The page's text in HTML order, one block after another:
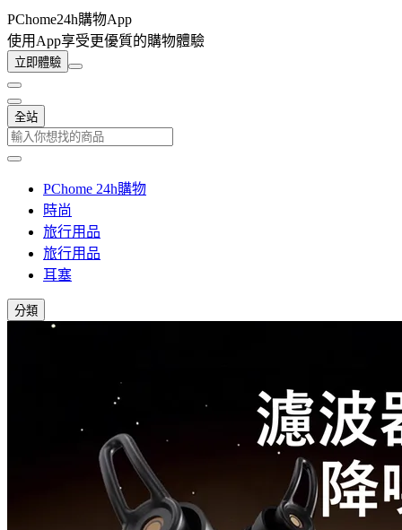
PChome24h購物App
使用App享受更優質的購物體驗
立即體驗
全站
PChome 24h購物
時尚
旅行用品
旅行用品
耳塞
分類